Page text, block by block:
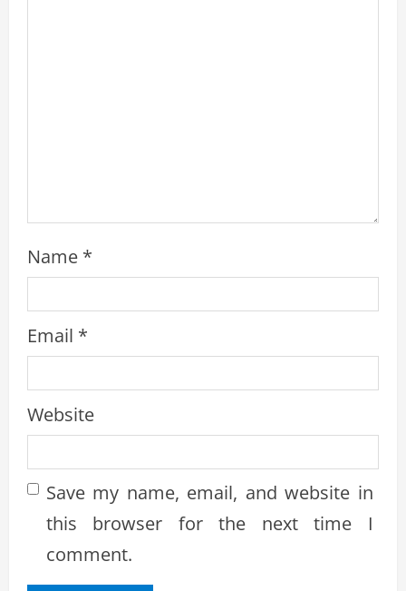
Name *
Email *
Website
Save my name, email, and website in
this browser for the next time I
comment.